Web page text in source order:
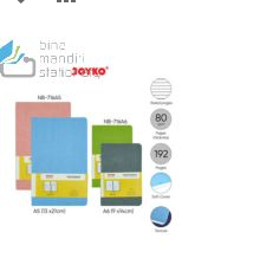
WISH
LIST
COMPARE